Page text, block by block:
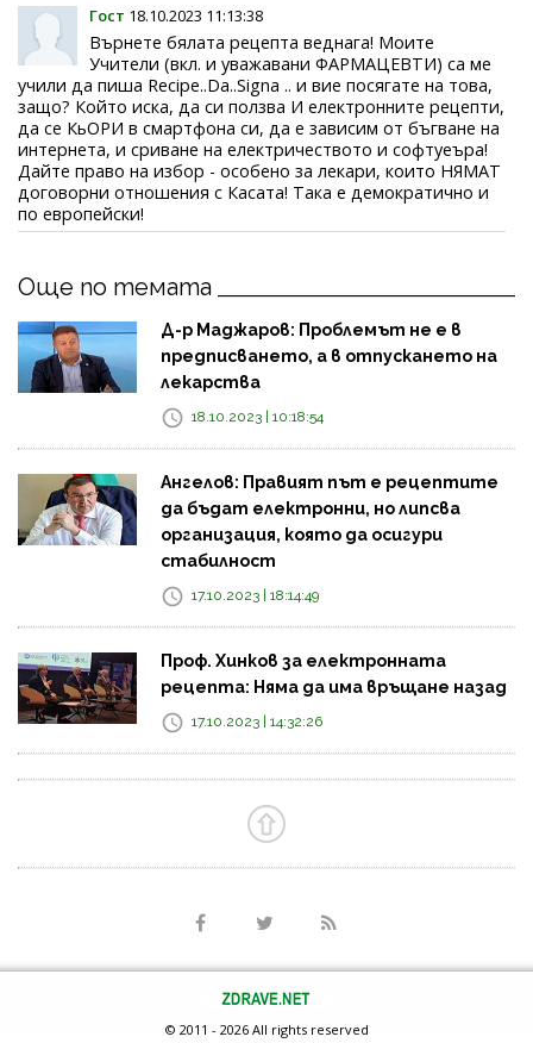
Гост 18.10.2023 11:13:38
Върнете бялата рецепта веднага! Моите
Учители (вкл. и уважавани ФАРМАЦЕВТИ) са ме
учили да пиша Recipe..Da..Signa .. и вие посягате на това,
защо? Който иска, да си ползва И електронните рецепти,
да се КьОРИ в смартфона си, да е зависим от бъгване на
интернета, и сриване на електричеството и софтуеъра!
Дайте право на избор - особено за лекари, които НЯМАТ
договорни отношения с Касата! Така е демократично и
по европейски!
Още по темата
Д-р Маджаров: Проблемът не е в
предписването, а в отпускането на
лекарства
18.10.2023 | 10:18:54
Ангелов: Правият път е рецептите
да бъдат електронни, но липсва
организация, която да осигури
стабилност
17.10.2023 | 18:14:49
Проф. Хинков за електронната
рецепта: Няма да има връщане назад
17.10.2023 | 14:32:26
© 2011 - 2026 All rights reserved